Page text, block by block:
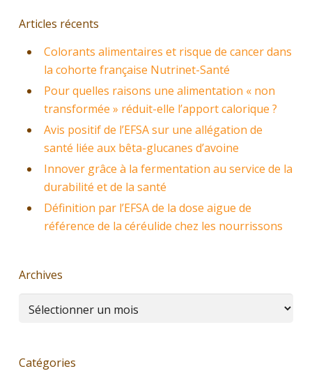
Articles récents
Colorants alimentaires et risque de cancer dans
la cohorte française Nutrinet-Santé
Pour quelles raisons une alimentation « non
transformée » réduit-elle l’apport calorique ?
Avis positif de l’EFSA sur une allégation de
santé liée aux bêta-glucanes d’avoine
Innover grâce à la fermentation au service de la
durabilité et de la santé
Définition par l’EFSA de la dose aigue de
référence de la céréulide chez les nourrissons
Archives
Archives
Catégories